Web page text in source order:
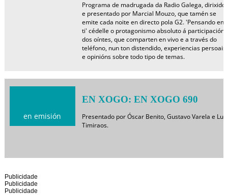
Programa de madrugada da Radio Galega, dirixido
e presentado por Marcial Mouzo, que tamén se
emite cada noite en directo pola G2. 'Pensando en
ti' cédelle o protagonismo absoluto á participación
dos oíntes, que comparten en vivo e a través do
teléfono, nun ton distendido, experiencias persoais
e opinións sobre todo tipo de temas.
en emisión
EN XOGO: EN XOGO 690
Presentado por Óscar Benito, Gustavo Varela e Luís
Timiraos.
Publicidade
Publicidade
Publicidade